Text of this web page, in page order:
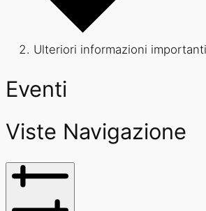
Ulteriori informazioni
Eventi
Viste Navigazione